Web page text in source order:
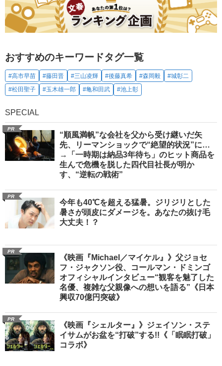
おすすめのキーワードタグ一覧
#高市早苗 #藤田晋 #三山凌輝 #後藤真希 #森岡毅
#城彰二
#松田聖子
#玉木雄一郎 #亀和田武 #池上彰
SPECIAL
PR
“順風満帆”な会社を父から受け継いだ矢
先、リーマンショックで“絶望的状況”に…
→「一時期は納品3年待ち」のヒット商品を
生んで危機を脱した四代目社長が明か
す、“逆転の戦術”
PR
今年も40℃を超える猛暑。ジリジリとした
暑さが頭皮にダメージを。あなたの抜け毛
大丈夫！？
PR
《映画『Michael／マイケル』》父ジョセ
フ・ジャクソン役、コールマン・ドミンゴ
オフィシャルインタビュー“観客を魅了した
名優、複雑な父親像への想いを語る”《日本
興収70億円突破》
PR
《映画『シェルター』》ジェイソン・ステ
イサムがお盆を“打破”する!!《「眠眠打破」
コラボ》